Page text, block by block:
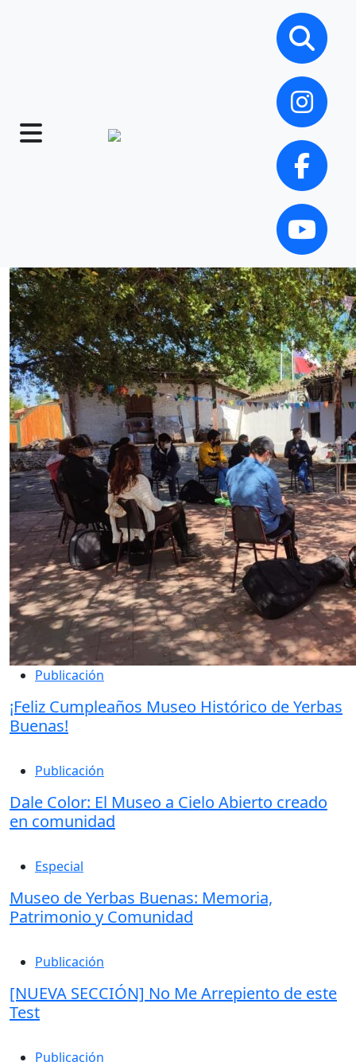
Publicación
¡Feliz Cumpleaños Museo Histórico de Yerbas
Buenas!
Publicación
Dale Color: El Museo a Cielo Abierto creado
en comunidad
Especial
Museo de Yerbas Buenas: Memoria,
Patrimonio y Comunidad
Publicación
[NUEVA SECCIÓN] No Me Arrepiento de este
Test
Publicación